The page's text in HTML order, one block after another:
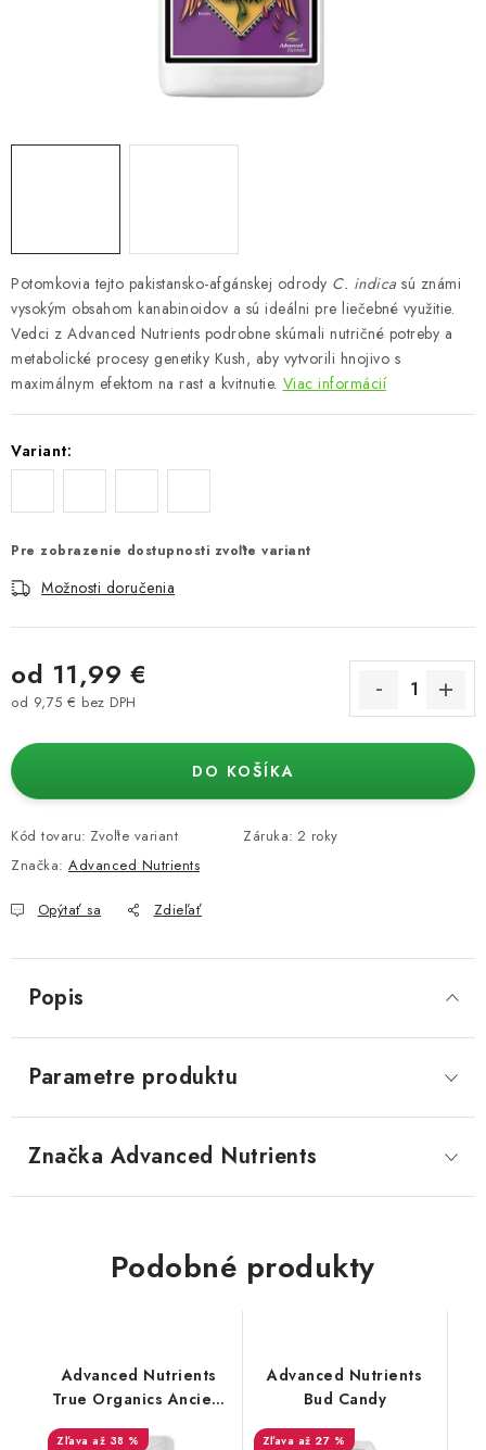
Podmienky o ochrane osobných údajov
Potomkovia tejto pakistansko-afgánskej odrody C. indica sú známi
vysokým obsahom kanabinoidov a sú ideálni pre liečebné využitie.
Vedci z Advanced Nutrients podrobne skúmali nutričné potreby a
metabolické procesy genetiky Kush, aby vytvorili hnojivo s
maximálnym efektom na rast a kvitnutie. Viac informácií
Variant:
Pre zobrazenie dostupnosti zvoľte variant
Možnosti doručenia
od 11,99 €
od 9,75 € bez DPH
DO KOŠÍKA
Kód tovaru: Zvoľte variant Záruka: 2 roky
Značka: Advanced Nutrients
Opýtať sa Zdieľať
Popis
Parametre produktu
Značka Advanced Nutrients
Podobné produkty
Advanced Nutrients
True Organics Ancient
Earth OIM
až 38 %
Advanced Nutrients
Bud Candy
až 27 %